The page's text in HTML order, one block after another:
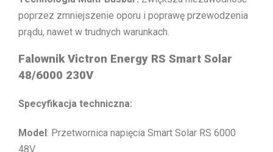
poprzez zmniejszenie oporu i poprawę przewodzenia
prądu, nawet w trudnych warunkach.
Falownik Victron Energy RS Smart Solar
48/6000 230V
Specyfikacja techniczna:
Model : Przetwornica napięcia Smart Solar RS 6000
48V